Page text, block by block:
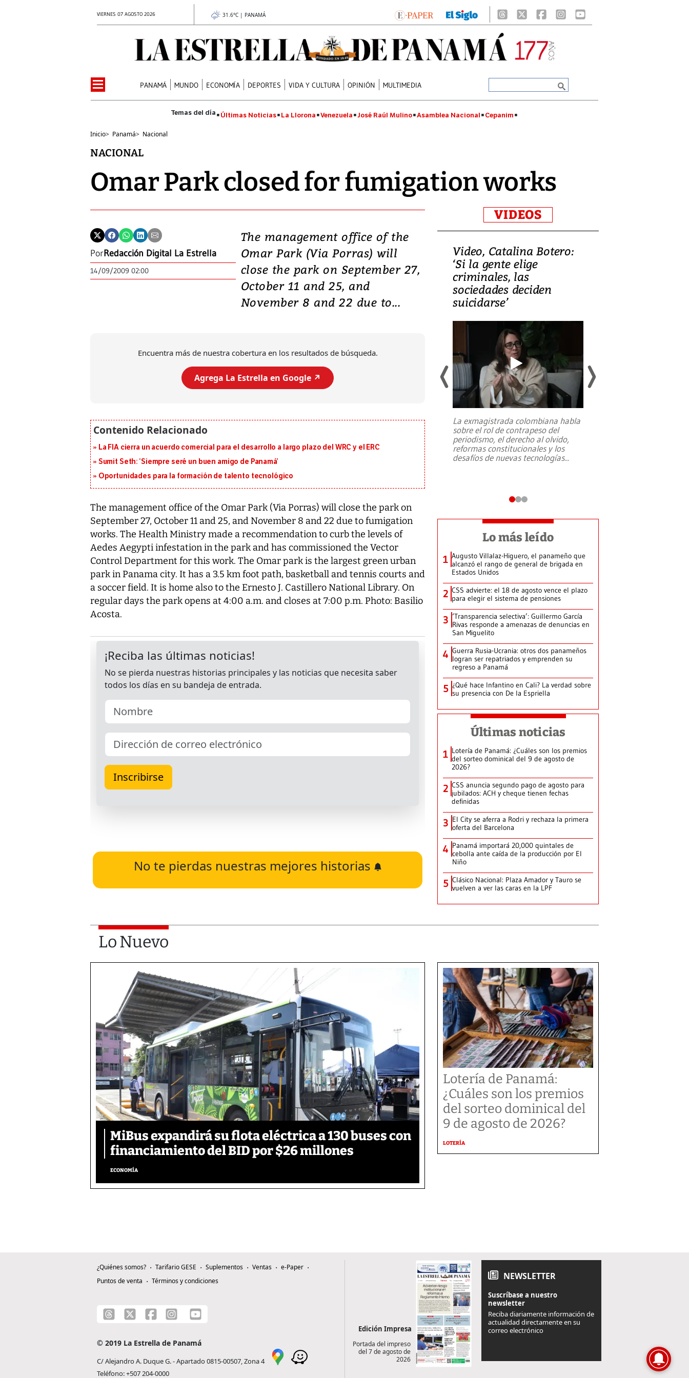
VIERNES 07 AGOSTO 2026 31.6°C | PANAMÁ
PANAMÁ MUNDO ECONOMÍA DEPORTES VIDA Y CULTURA OPINIÓN MULTIMEDIA
Últimas Noticias La Llorona Venezuela José Raúl Mulino Asamblea Nacional Cepanim
Inicio> Panamá> Nacional
NACIONAL
Omar Park closed for fumigation works
PorRedacción Digital La Estrella
14/09/2009 02:00
The management office of the
Omar Park (Via Porras) will
close the park on September 27,
October 11 and 25, and
November 8 and 22 due to...
Encuentra más de nuestra cobertura en los resultados de búsqueda.
Agrega La Estrella en Google ↗️
La FIA cierra un acuerdo comercial para el desarrollo a largo plazo del WRC y el ERC
Sumit Seth: ‘Siempre seré un buen amigo de Panamá’
Oportunidades para la formación de talento tecnológico
The management office of the Omar Park (Via Porras) will close the park on
September 27, October 11 and 25, and November 8 and 22 due to fumigation
works. The Health Ministry made a recommendation to curb the levels of
Aedes Aegypti infestation in the park and has commissioned the Vector
Control Department for this work. The Omar park is the largest green urban
park in Panama city. It has a 3.5 km foot path, basketball and tennis courts and
a soccer field. It is home also to the Ernesto J. Castillero National Library. On
regular days the park opens at 4:00 a.m. and closes at 7:00 p.m. Photo: Basilio
Acosta.
No te pierdas nuestras mejores historias
VIDEOS
Video, Japón: Terremoto
deja heridos y graves
daños en Kumamoto
al sur de Japón, provocando una
Video, Catalina Botero:
‘Si la gente elige
criminales, las
sociedades deciden
suicidarse’
La exmagistrada colombiana habla
sobre el rol de contrapeso del
periodismo, el derecho al olvido,
reformas constitucionales y los
desafíos de nuevas tecnologías...
Lo más leído
1 Augusto Villalaz-Higuero, el panameño que
alcanzó el rango de general de brigada en
Estados Unidos
2 CSS advierte: el 18 de agosto vence el plazo
para elegir el sistema de pensiones
3 ‘Transparencia selectiva’: Guillermo García
Rivas responde a amenazas de denuncias en
San Miguelito
4 Guerra Rusia-Ucrania: otros dos panameños
logran ser repatriados y emprenden su
regreso a Panamá
5 ¿Qué hace Infantino en Cali? La verdad sobre
su presencia con De la Espriella
Últimas noticias
1 Lotería de Panamá: ¿Cuáles son los premios
del sorteo dominical del 9 de agosto de
2026?
2 CSS anuncia segundo pago de agosto para
jubilados: ACH y cheque tienen fechas
definidas
3 El City se aferra a Rodri y rechaza la primera
oferta del Barcelona
4 Panamá importará 20,000 quintales de
cebolla ante caída de la producción por El
Niño
5 Clásico Nacional: Plaza Amador y Tauro se
vuelven a ver las caras en la LPF
Lo Nuevo
MiBus expandirá su flota eléctrica a 130 buses con
financiamiento del BID por $26 millones
ECONOMÍA
Lotería de Panamá:
¿Cuáles son los premios
del sorteo dominical del
9 de agosto de 2026?
LOTERÍA
¿Quiénes somos? Tarifario GESE Suplementos Ventas
e-Paper
Puntos de venta
Términos y condiciones
© 2019 La Estrella de Panamá
C/ Alejandro A. Duque G. - Apartado 0815-00507, Zona 4
Teléfono: +507 204-0000
Edición Impresa
Portada del impreso
del 7 de agosto de
2026
NEWSLETTER
Suscríbase a nuestro
newsletter
Reciba diariamente información de
actualidad directamente en su
correo electrónico